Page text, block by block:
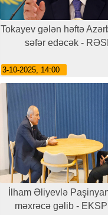
Tokayev gələn həftə
səfər edəcək -
3-10-2025, 14:00
İlham Əliyevlə
məxrəcə gəlib -